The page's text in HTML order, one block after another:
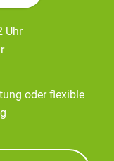
Uhr
oder flexible